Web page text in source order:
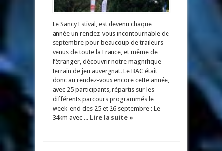
Le Sancy Estival, est devenu chaque
année un rendez-vous incontournable de
septembre pour beaucoup de traileurs
venus de toute la France, et même de
l’étranger, découvrir notre magnifique
terrain de jeu auvergnat. Le BAC était
donc au rendez-vous encore cette année,
avec 25 participants, répartis sur les
différents parcours programmés le
week-end des 25 et 26 septembre : Le
34km avec ... Lire la suite »